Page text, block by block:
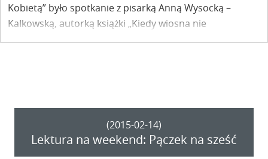
Kobietą” było spotkanie z pisarką Anną Wysocką –
Kalkowską, autorką książki „Kiedy wiosna nie
nadchodzi”, której akcja dzieje się Kazimierzu.
(2015-02-14)
Lektura na weekend: Pączek na sześć